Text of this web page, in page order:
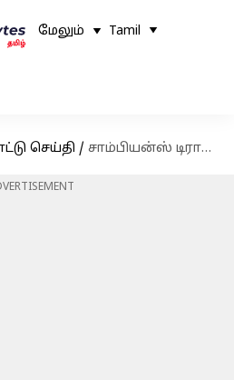
மேலும் Tamil
செய்தி / சாம்பியன்ஸ் டிராபி இறுதிப் போட்டியில் ரசிகர்களின் கவனத்தை ஈர்த்த யுஸ்வேந்திர சாஹல்; காரணம் என்ன?